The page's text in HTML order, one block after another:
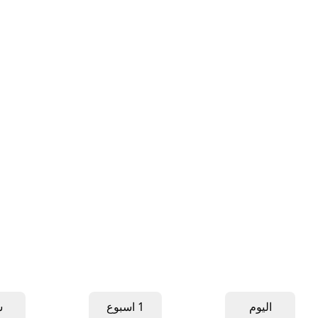
اليوم
1 اسبوع